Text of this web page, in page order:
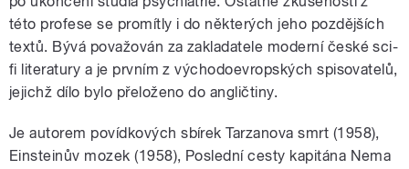
této profese se promítly i do některých jeho pozdějších
textů. Bývá považován za zakladatele moderní české sci-
fi literatury a je prvním z východoevropských spisovatelů,
jejichž dílo bylo přeloženo do angličtiny.
Je autorem povídkových sbírek Tarzanova smrt (1958),
Einsteinův mozek (1958), Poslední cesty kapitána Nema